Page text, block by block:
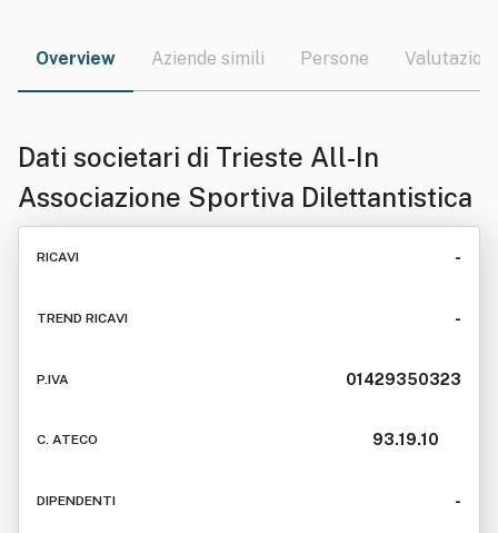
Overview Aziende simili Persone Valutazioni
Dati societari di Trieste All-In
Associazione Sportiva Dilettantistica
RICAVI -
TREND RICAVI -
P.IVA 01429350323
C. ATECO 93.19.10
DIPENDENTI -